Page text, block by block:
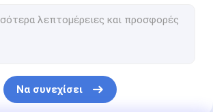
τουαλέτας
Να συνεχίσει